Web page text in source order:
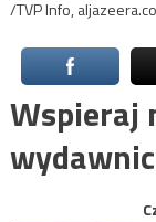
/TVP Info,
Wspieraj